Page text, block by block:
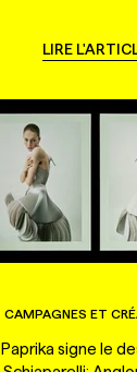
LIRE
CAMPAGNES ET
Paprika signe le